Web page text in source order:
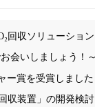
ー賞を受賞しました